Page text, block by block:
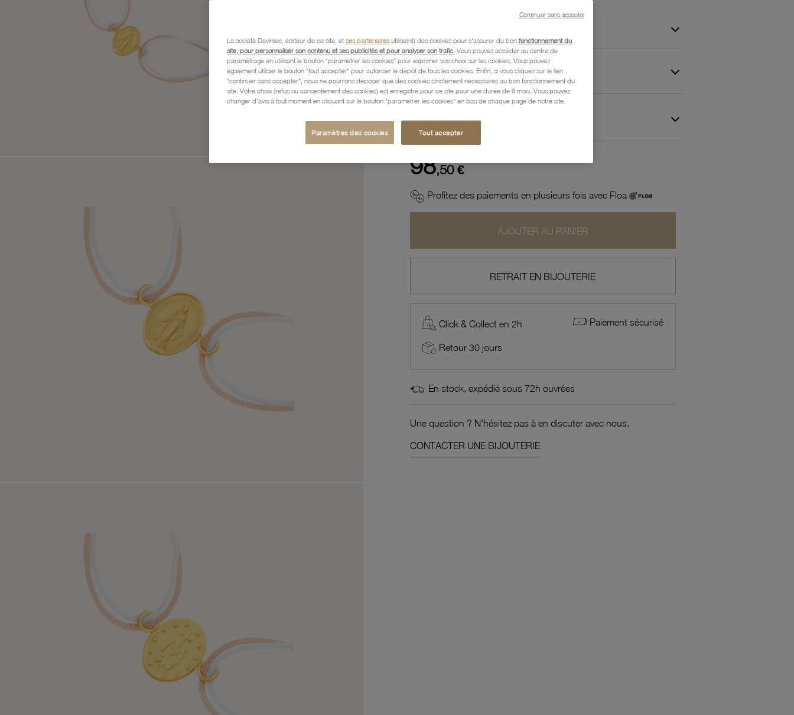
Caractéristiques détaillées
Paiement, Livraison, Retours et Garantie
98,50 €
Profitez des paiements en plusieurs fois avec Floa
AJOUTER AU PANIER
RETRAIT EN BIJOUTERIE
Click & Collect en 2h Paiement sécurisé
Retour 30 jours
En stock, expédié sous 72h ouvrées
Une question ? N'hésitez pas à en discuter avec nous.
CONTACTER UNE BIJOUTERIE
La société Devinlec, éditeur de ce site, et ses partenairesutilise(nt) des cookies pour s'assurer du bon fonctionnement du
site, pour personnaliser son contenu et ses publicités et pour analyser son trafic. Vous pouvez accéder au centre de
paramétrage en utilisant le bouton “paramétrer les cookies” pour exprimer vos choix sur les cookies. Vous pouvez
également utiliser le bouton "tout accepter" pour autoriser le dépôt de tous les cookies. Enfin, si vous cliquez sur le lien
"continuer sans accepter", nous ne pourrons déposer que des cookies strictement nécessaires au bon fonctionnement du
site. Votre choix (refus ou consentement des cookies) est enregistré pour ce site pour une durée de 6 mois. Vous pouvez
changer d'avis à tout moment en cliquant sur le bouton "paramétrer les cookies" en bas de chaque page de notre site.
Paramètres des cookies Tout accepter
Continuer sans accepter